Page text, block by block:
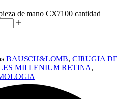
de mano CX7100 cantidad
BAUSCH&LOMB, CIRUGIA DE
MILLENIUM RETINA,